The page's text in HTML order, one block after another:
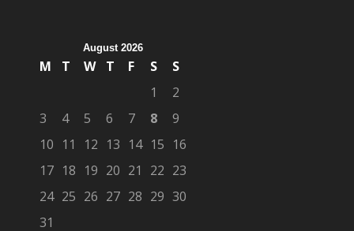
August 2026
M T W T F S
S
1
2
3
4 5 6 7 8
9
10 11 12 13 14 15 16
17 18 19 20 21 22 23
24 25 26 27 28 29 30
31